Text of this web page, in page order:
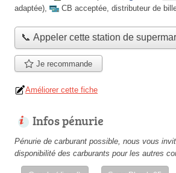
adaptée), CB acceptée, distributeur de
📞 Appeler cette station de
Je recommande
Améliorer cette fiche
Infos pénurie
Pénurie de carburant possible, nous vous
disponibilité des carburants pour les autres